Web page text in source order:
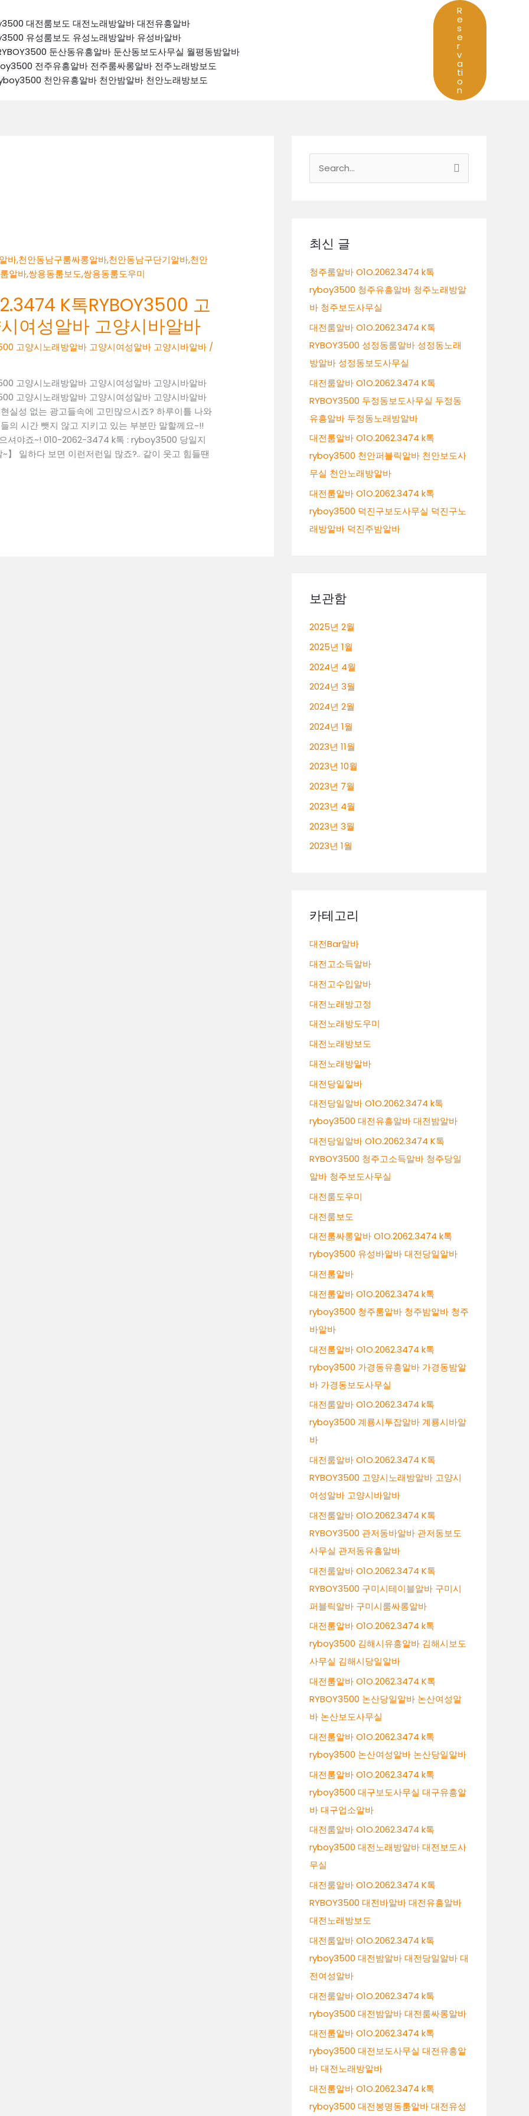
대전룸보도 대전노래방알바 대전유흥알바
유성룸보도 유성노래방알바 유성바알바
둔산동유흥알바 둔산동보도사무실 월평동밤알바
전주유흥알바 전주룸싸롱알바 전주노래방보도
천안유흥알바 천안밤알바 천안노래방보도
R
e
s
e
r
v
a
ti
o
n
K톡RYBOY3500 고
여성알바 고양시바알바
고양시노래방알바 고양시여성알바 고양시바알바 /
고양시노래방알바 고양시여성알바 고양시바알바
고양시노래방알바 고양시여성알바 고양시바알바
실성 없는 광고들속에 고민많으시죠? 하루이틀 나와
의 시간 뺏지 않고 지키고 있는 부분만 말할께요~!!
셔야죠~! 010-2062-3474 k톡 : ryboy3500 당일지
】 일하다 보면 이런저런일 많죠?.. 같이 웃고 힘들땐
최신 글
청주룸알바 O1O.2062.3474 k톡
ryboy3500 청주유흥알바 청주노래방알
바 청주보도사무실
대전룸알바 O1O.2062.3474 K톡
RYBOY3500 성정동룸알바 성정동노래
방알바 성정동보도사무실
대전룸알바 O1O.2062.3474 K톡
RYBOY3500 두정동보도사무실 두정동
유흥알바 두정동노래방알바
대전룸알바 O1O.2062.3474 k톡
ryboy3500 천안퍼블릭알바 천안보도사
무실 천안노래방알바
대전룸알바 O1O.2062.3474 k톡
ryboy3500 덕진구보도사무실 덕진구노
래방알바 덕진주밤알바
보관함
2025년 2월
2025년 1월
2024년 4월
2024년 3월
2024년 2월
2024년 1월
2023년 11월
2023년 10월
2023년 7월
2023년 4월
2023년 3월
2023년 1월
카테고리
대전Bar알바
대전고소득알바
대전고수입알바
대전노래방고정
대전노래방도우미
대전노래방보도
대전노래방알바
대전당일알바
대전당일알바 O1O.2062.3474 k톡
ryboy3500 대전유흥알바 대전밤알바
대전당일알바 O1O.2062.3474 K톡
RYBOY3500 청주고소득알바 청주당일
알바 청주보도사무실
대전룸도우미
대전룸보도
대전룸싸롱알바 O1O.2062.3474 k톡
ryboy3500 유성바알바 대전당일알바
대전룸알바
대전룸알바 O1O.2062.3474 k톡
ryboy3500 청주룸알바 청주밤알바 청주
바알바
대전룸알바 O1O.2062.3474 k톡
ryboy3500 가경동유흥알바 가경동밤알
바 가경동보도사무실
대전룸알바 O1O.2062.3474 k톡
ryboy3500 계룡시투잡알바 계룡시바알
바
대전룸알바 O1O.2062.3474 K톡
RYBOY3500 고양시노래방알바 고양시
여성알바 고양시바알바
대전룸알바 O1O.2062.3474 K톡
RYBOY3500 관저동바알바 관저동보도
사무실 관저동유흥알바
대전룸알바 O1O.2062.3474 K톡
RYBOY3500 구미시테이블알바 구미시
퍼블릭알바 구미시룸싸롱알바
대전룸알바 O1O.2062.3474 k톡
ryboy3500 김해시유흥알바 김해시보도
사무실 김해시당일알바
대전룸알바 O1O.2062.3474 K톡
RYBOY3500 논산당일알바 논산여성알
바 논산보도사무실
대전룸알바 O1O.2062.3474 k톡
ryboy3500 논산여성알바 논산당일알바
대전룸알바 O1O.2062.3474 k톡
ryboy3500 대구보도사무실 대구유흥알
바 대구업소알바
대전룸알바 O1O.2062.3474 k톡
ryboy3500 대전노래방알바 대전보도사
무실
대전룸알바 O1O.2062.3474 K톡
RYBOY3500 대전바알바 대전유흥알바
대전노래방보도
대전룸알바 O1O.2062.3474 k톡
ryboy3500 대전밤알바 대전당일알바 대
전여성알바
대전룸알바 O1O.2062.3474 k톡
ryboy3500 대전밤알바 대전룸싸롱알바
대전룸알바 O1O.2062.3474 k톡
ryboy3500 대전보도사무실 대전유흥알
바 대전노래방알바
대전룸알바 O1O.2062.3474 k톡
ryboy3500 대전봉명동룸알바 대전유성